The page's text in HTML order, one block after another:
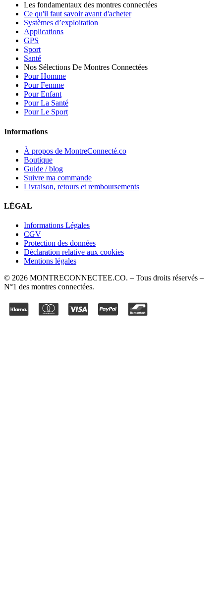
Les fondamentaux des montres connectées
Ce qu'il faut savoir avant d'acheter
Systèmes d’exploitation
Applications
GPS
Sport
Santé
Nos Sélections De Montres Connectées
Pour Homme
Pour Femme
Pour Enfant
Pour La Santé
Pour Le Sport
Informations
À propos de MontreConnecté.co
Boutique
Guide / blog
Suivre ma commande
Livraison, retours et remboursements
LÉGAL
Informations Légales
CGV
Protection des données
Déclaration relative aux cookies
Mentions légales
© 2026 MONTRECONNECTEE.CO. – Tous droits réservés –
N°1 des montres connectées.